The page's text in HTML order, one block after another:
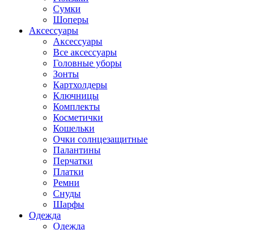
Сумки
Шоперы
Аксессуары
Аксессуары
Все аксессуары
Головные уборы
Зонты
Картхолдеры
Ключницы
Комплекты
Косметички
Кошельки
Очки солнцезащитные
Палантины
Перчатки
Платки
Ремни
Снуды
Шарфы
Одежда
Одежда